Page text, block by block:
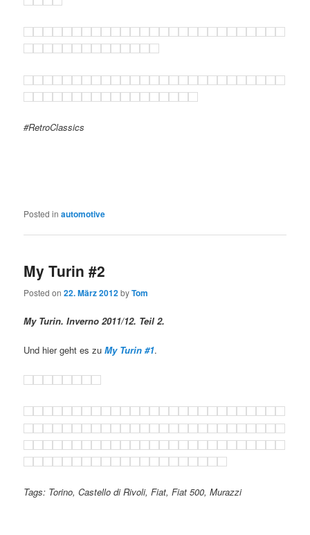
#RetroClassics
Posted in automotive
My Turin #2
Posted on22. März 2012byTom
My Turin. Inverno 2011/12. Teil 2.
Und hier geht es zuMy Turin #1.
Tags: Torino, Castello di Rivoli, Fiat, Fiat 500, Murazzi